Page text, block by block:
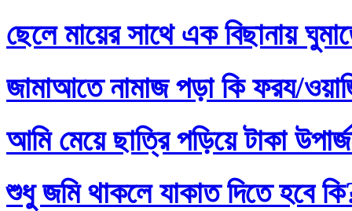
ছেলে মায়ের সাথে এক বিছানায়
জামাআতে নামাজ পড়া কি ফরয/
আমি মেয়ে ছাত্রি পড়িয়ে টাকা
শুধু জমি থাকলে যাকাত দিতে হবে